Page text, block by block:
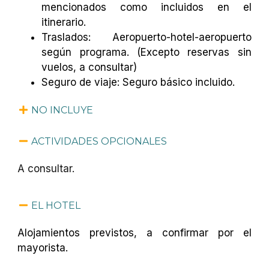
mencionados como incluidos en el
itinerario.
Traslados: Aeropuerto-hotel-aeropuerto
según programa. (Excepto reservas sin
vuelos, a consultar)
Seguro de viaje: Seguro básico incluido.
NO INCLUYE
ACTIVIDADES OPCIONALES
A consultar.
EL HOTEL
Alojamientos previstos, a confirmar por el
mayorista.